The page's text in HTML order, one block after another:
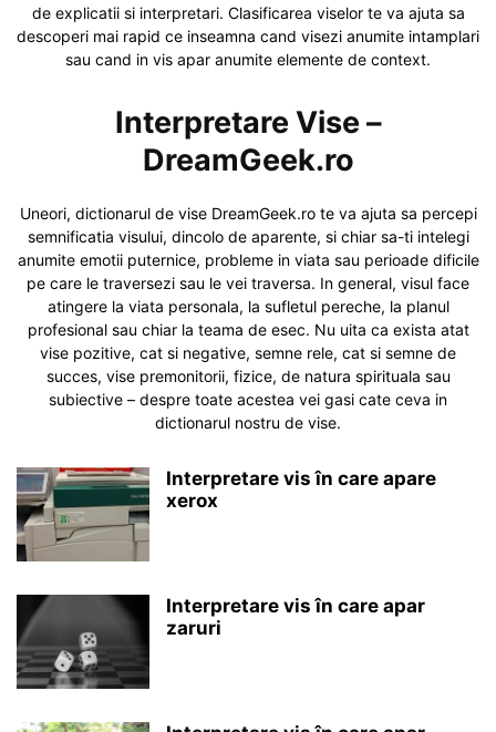
de explicatii si interpretari. Clasificarea viselor te va ajuta sa
descoperi mai rapid ce inseamna cand visezi anumite intamplari
sau cand in vis apar anumite elemente de context.
Interpretare Vise –
DreamGeek.ro
Uneori, dictionarul de vise DreamGeek.ro te va ajuta sa percepi
semnificatia visului, dincolo de aparente, si chiar sa-ti intelegi
anumite emotii puternice, probleme in viata sau perioade dificile
pe care le traversezi sau le vei traversa. In general, visul face
atingere la viata personala, la sufletul pereche, la planul
profesional sau chiar la teama de esec. Nu uita ca exista atat
vise pozitive, cat si negative, semne rele, cat si semne de
succes, vise premonitorii, fizice, de natura spirituala sau
subiective – despre toate acestea vei gasi cate ceva in
dictionarul nostru de vise.
Interpretare vis în care apare
xerox
Interpretare vis în care apar
zaruri